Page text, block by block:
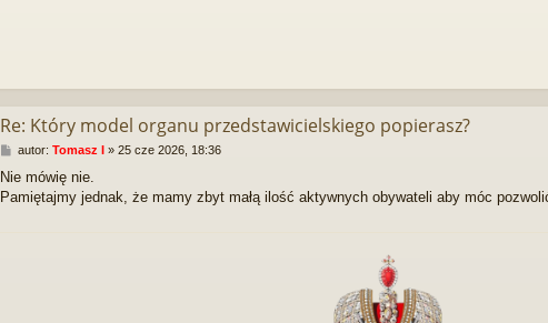
Re: Który model organu przedstawicielskiego popierasz?
P
s
t
autor: Tomasz I» 25 cze 2026, 18:36
Nie mówię nie.
Pamiętajmy jednak, że mamy zbyt małą ilość aktywnych obywateli aby móc